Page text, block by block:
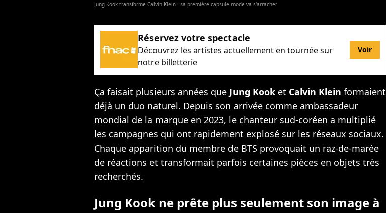
Jung Kook transforme Calvin Klein : sa première capsule mode va s'arracher
Réservez votre spectacle
Découvrez les artistes actuellement en tournée sur
notre billetterie
Voir
Ça faisait plusieurs années que Jung Kook et Calvin Klein formaient
déjà un duo naturel. Depuis son arrivée comme ambassadeur
mondial de la marque en 2023, le chanteur sud-coréen a multiplié
les campagnes qui ont rapidement explosé sur les réseaux sociaux.
Chaque apparition du membre de BTS provoquait un raz-de-marée
de réactions et transformait parfois certaines pièces en objets très
recherchés.
Jung Kook ne prête plus seulement son image à